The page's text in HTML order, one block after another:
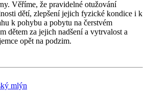
Věříme, že pravidelné otužování
dětí, zlepšení jejich fyzické kondice i k
k pohybu a pobytu na čerstvém
dětem za jejich nadšení a vytrvalost a
opět na podzim.
mlýn